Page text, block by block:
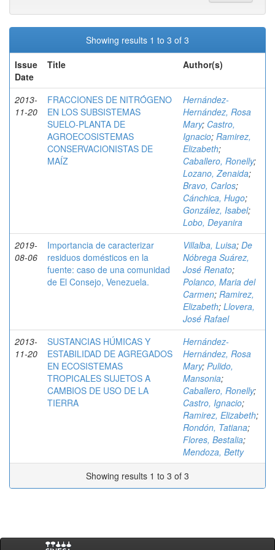
Showing results 1 to 3 of 3
Issue
Date
Title Author(s)
2013-
11-20
FRACCIONES DE NITRÓGENO
EN LOS SUBSISTEMAS
SUELO-PLANTA DE
AGROECOSISTEMAS
CONSERVACIONISTAS DE
MAÍZ
Hernández-
Hernández, Rosa
Mary; Castro,
Ignacio; Ramirez,
Elizabeth;
Caballero, Ronelly;
Lozano, Zenaida;
Bravo, Carlos;
Cánchica, Hugo;
González, Isabel;
Lobo, Deyanira
2019-
08-06
Importancia de caracterizar
residuos domésticos en la
fuente: caso de una comunidad
de El Consejo, Venezuela.
Villalba, Luisa; De
Nóbrega Suárez,
José Renato;
Polanco, Maria del
Carmen; Ramirez,
Elizabeth; Llovera,
José Rafael
2013-
11-20
SUSTANCIAS HÚMICAS Y
ESTABILIDAD DE AGREGADOS
EN ECOSISTEMAS
TROPICALES SUJETOS A
CAMBIOS DE USO DE LA
TIERRA
Hernández-
Hernández, Rosa
Mary; Pulido,
Mansonia;
Caballero, Ronelly;
Castro, Ignacio;
Ramirez, Elizabeth;
Rondón, Tatiana;
Flores, Bestalia;
Mendoza, Betty
Showing results 1 to 3 of 3